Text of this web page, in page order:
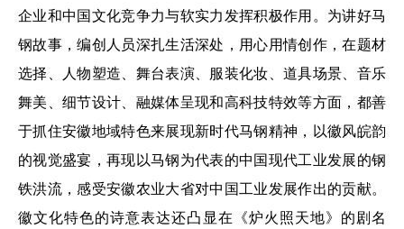
企业和中国文化竞争力与软实力发挥积极作用。为讲好马
钢故事，编创人员深扎生活深处，用心用情创作，在题材
选择、人物塑造、舞台表演、服装化妆、道具场景、音乐
舞美、细节设计、融媒体呈现和高科技特效等方面，都善
于抓住安徽地域特色来展现新时代马钢精神，以徽风皖韵
的视觉盛宴，再现以马钢为代表的中国现代工业发展的钢
铁洪流，感受安徽农业大省对中国工业发展作出的贡献。
徽文化特色的诗意表达还凸显在《炉火照天地》的剧名